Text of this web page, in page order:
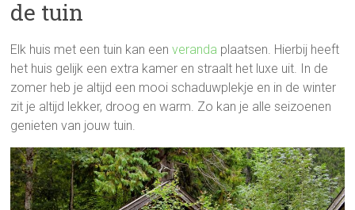
de tuin
Elk huis met een tuin kan eenveranda plaatsen. Hierbij heeft
het huis gelijk een extra kamer en straalt het luxe uit. In de
zomer heb je altijd een mooi schaduwplekje en in de winter
zit je altijd lekker, droog en warm. Zo kan je alle seizoenen
genieten van jouw tuin.